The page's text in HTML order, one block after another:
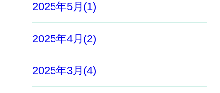
2025年5月(1)
2025年4月(2)
2025年3月(4)